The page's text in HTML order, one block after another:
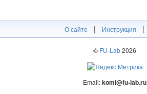
О сайте | Инструкция |
© FU-Lab2026
Email:komi@fu-lab.ru